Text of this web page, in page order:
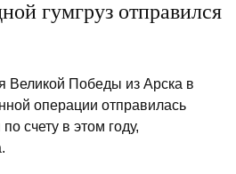
гумгруз отправился
Великой Победы из Арска в
операции отправилась
счету в этом году,